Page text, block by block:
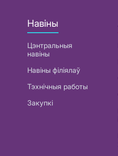
Навіны
Цэнтральныя
навіны
Навіны філіялаў
Тэхнічныя работы
Закупкі